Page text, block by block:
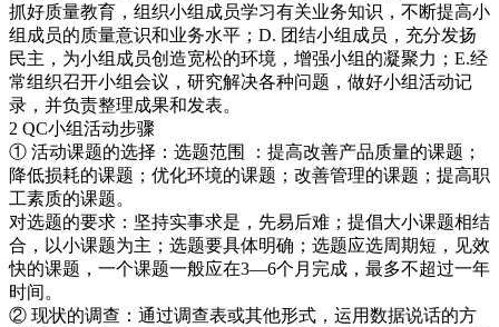
抓好质量教育，组织小组成员学习有关业务知识，不断提高小
组成员的质量意识和业务水平；D. 团结小组成员，充分发扬
民主，为小组成员创造宽松的环境，增强小组的凝聚力；E.经
常组织召开小组会议，研究解决各种问题，做好小组活动记
录，并负责整理成果和发表。
2 QC小组活动步骤
① 活动课题的选择：选题范围 ：提高改善产品质量的课题；
降低损耗的课题；优化环境的课题；改善管理的课题；提高职
工素质的课题。
对选题的要求：坚持实事求是，先易后难；提倡大小课题相结
合，以小课题为主；选题要具体明确；选题应选周期短，见效
快的课题，一个课题一般应在3—6个月完成，最多不超过一年
时间。
② 现状的调查：通过调查表或其他形式，运用数据说话的方